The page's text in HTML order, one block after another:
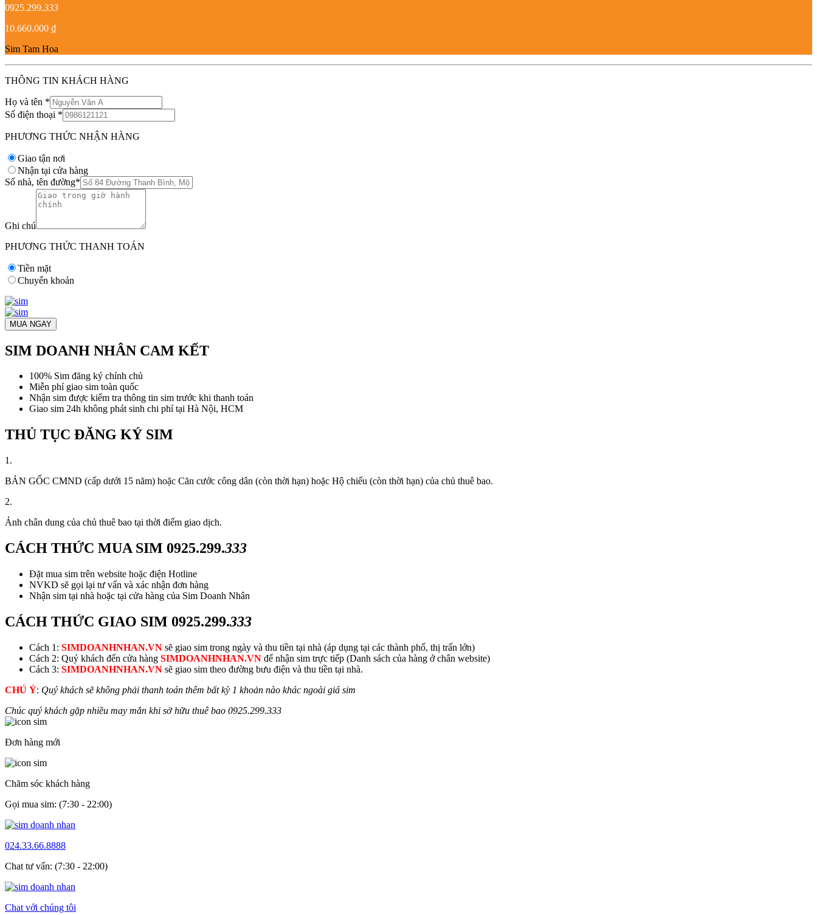
0925.299.333
10.660.000 ₫
Sim Tam Hoa
THÔNG TIN KHÁCH HÀNG
Họ và tên *
Số điện thoại *
PHƯƠNG THỨC NHẬN HÀNG
Giao tận nơi
Nhận tại cửa hàng
Số nhà, tên đường*
Ghi chú
PHƯƠNG THỨC THANH TOÁN
Tiền mặt
Chuyển khoản
MUA NGAY
SIM DOANH NHÂN CAM KẾT
100% Sim đăng ký chính chủ
Miễn phí giao sim toàn quốc
Nhận sim được kiểm tra thông tin sim trước khi thanh toán
Giao sim 24h không phát sinh chi phí tại Hà Nội, HCM
THỦ TỤC ĐĂNG KÝ SIM
1.
BẢN GỐC CMND (cấp dưới 15 năm) hoặc Căn cước công dân (còn thời hạn) hoặc Hộ chiếu (còn thời hạn) của chủ thuê bao.
2.
Ảnh chân dung của chủ thuê bao tại thời điểm giao dịch.
CÁCH THỨC MUA SIM 0925.299.333
Đặt mua sim trên website hoặc điện Hotline
NVKD sẽ gọi lại tư vấn và xác nhận đơn hàng
Nhận sim tại nhà hoặc tại cửa hàng của Sim Doanh Nhân
CÁCH THỨC GIAO SIM 0925.299.333
Cách 1: SIMDOANHNHAN.VN sẽ giao sim trong ngày và thu tiền tại nhà (áp dụng tại các thành phố, thị trấn lớn)
Cách 2: Quý khách đến cửa hàng SIMDOANHNHAN.VN để nhận sim trực tiếp (Danh sách của hàng ở chân website)
Cách 3: SIMDOANHNHAN.VN sẽ giao sim theo đường bưu điện và thu tiền tại nhà.
CHÚ Ý: Quý khách sẽ không phải thanh toán thêm bất kỳ 1 khoản nào khác ngoài giá sim
Chúc quý khách gặp nhiều may mắn khi sở hữu thuê bao 0925.299.333
Đơn hàng mới
Chăm sóc khách hàng
Gọi mua sim: (7:30 - 22:00)
024.33.66.8888
Chat tư vấn: (7:30 - 22:00)
Chat với chúng tôi